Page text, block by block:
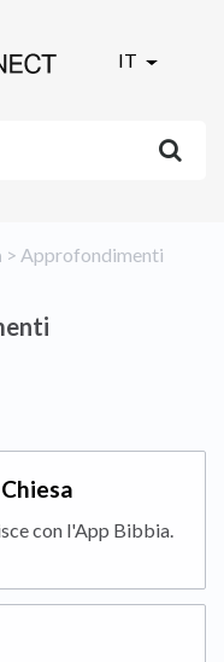
IT
​ > ​ ​Approfondimenti
con l'App Bibbia.